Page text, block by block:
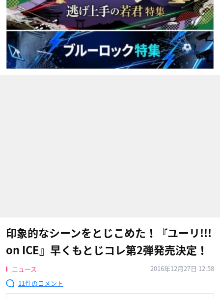
印象的なシーンをとじこめた！『ユーリ!!!
on ICE』早くもとじコレ第2弾発売決定！
ニュース
2016年12月27日 12:58
11